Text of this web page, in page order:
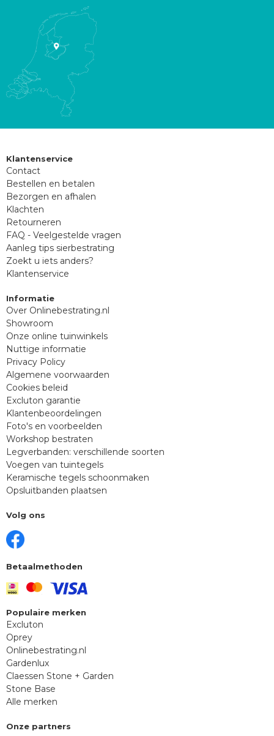
Klantenservice
Contact
Bestellen en betalen
Bezorgen en afhalen
Klachten
Retourneren
FAQ - Veelgestelde vragen
Aanleg tips sierbestrating
Zoekt u iets anders?
Klantenservice
Informatie
Over Onlinebestrating.nl
Showroom
Onze online tuinwinkels
Nuttige informatie
Privacy Policy
Algemene voorwaarden
Cookies beleid
Excluton garantie
Klantenbeoordelingen
Foto's en voorbeelden
Workshop bestraten
Legverbanden: verschillende soorten
Voegen van tuintegels
Keramische tegels schoonmaken
Opsluitbanden plaatsen
Volg ons
Betaalmethoden
Populaire merken
Excluton
Oprey
Onlinebestrating.nl
Gardenlux
Claessen Stone + Garden
Stone Base
Alle merken
Onze partners